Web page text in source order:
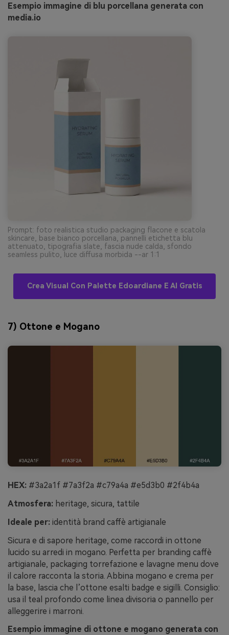
Esempio immagine di blu porcellana generata con
media.io
Prompt: foto realistica studio packaging flacone e scatola
skincare, base bianco porcellana, pannelli etichetta blu
attenuato, tipografia slate, fascia nude calda, sfondo
seamless pulito, luce diffusa morbida --ar 1:1
Crea Visual Con Palette Edoardiane E AI Gratis
7) Ottone e Mogano
HEX: #3a2a1f #7a3f2a #c79a4a #e5d3b0 #2f4b4a
Atmosfera: heritage, sicura, tattile
Ideale per: identità brand caffè artigianale
Sicura e di sapore heritage, come raccordi in ottone
lucido su arredi in mogano. Perfetta per branding caffè
artigianale, packaging torrefazione e lavagne menu dove
il calore racconta la storia. Abbina mogano e crema per
la base, lascia che l’ottone esalti badge e sigilli. Consiglio:
usa il teal profondo come linea divisoria o pannello per
alleggerire i marroni.
Esempio immagine di ottone e mogano generata con